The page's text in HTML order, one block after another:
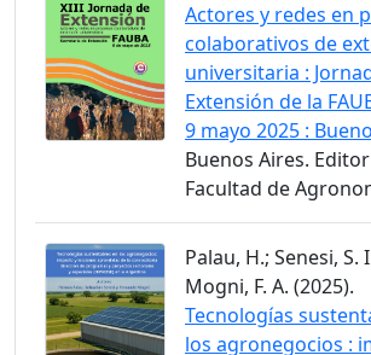
Actores y redes en
colaborativos de
universitaria :
Extensión de la
9 mayo 2025 :
Buenos Aires.
Facultad de
Palau, H.; Senesi, S.
Mogni, F. A. (2025).
Tecnologías
los agronegocios :